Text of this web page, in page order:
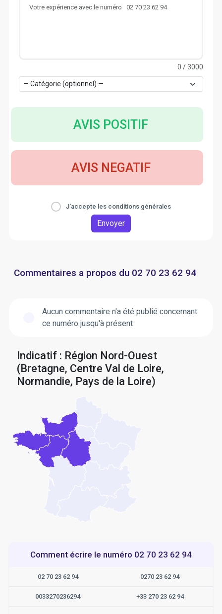
0 / 3000
AVIS POSITIF
AVIS NEGATIF
J'accepte les conditions générales
Envoyer
Commentaires a propos du 02 70 23 62 94
Aucun commentaire n'a été publié concernant
ce numéro jusqu'à présent
Indicatif : Région Nord-Ouest
(Bretagne, Centre Val de Loire,
Normandie, Pays de la Loire)
Comment écrire le numéro 02 70 23 62 94
02 70 23 62 94 0270 23 62 94
0033270236294 +33 270 23 62 94